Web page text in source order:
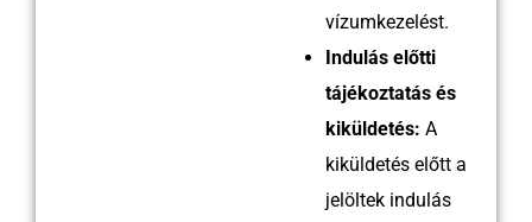
vízumkezelést.
Indulás előtti
tájékoztatás és
kiküldetés: A
kiküldetés előtt a
jelöltek indulás